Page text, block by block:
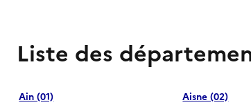
Liste des
Ain (01) Aisne (02)